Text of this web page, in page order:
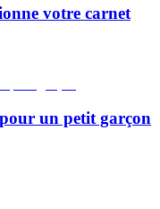
votre carnet
un petit garçon